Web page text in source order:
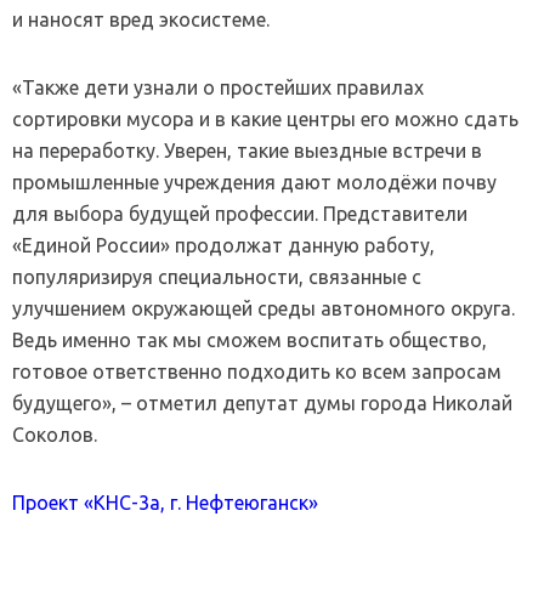
и наносят вред экосистеме.
«Также дети узнали о простейших правилах
сортировки мусора и в какие центры его можно сдать
на переработку. Уверен, такие выездные встречи в
промышленные учреждения дают молодёжи почву
для выбора будущей профессии. Представители
«Единой России» продолжат данную работу,
популяризируя специальности, связанные с
улучшением окружающей среды автономного округа.
Ведь именно так мы сможем воспитать общество,
готовое ответственно подходить ко всем запросам
будущего», – отметил депутат думы города Николай
Соколов.
Проект «КНС-3а, г. Нефтеюганск»